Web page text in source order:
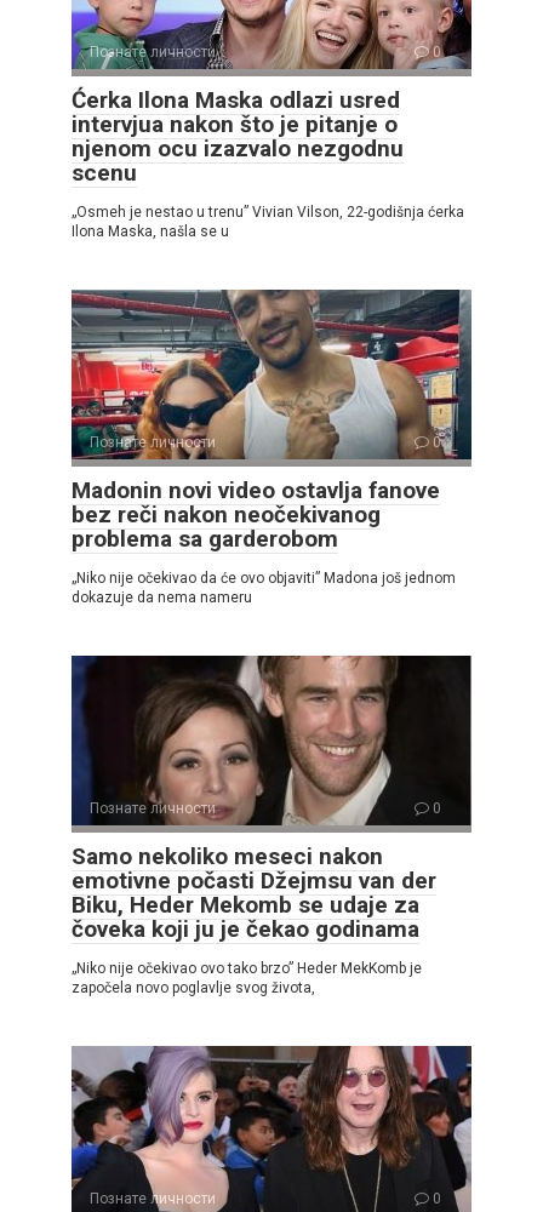
Познате личности 0
Ćerka Ilona Maska odlazi usred
intervjua nakon što je pitanje o
njenom ocu izazvalo nezgodnu
scenu
„Osmeh je nestao u trenu” Vivian Vilson, 22-godišnja ćerka
Ilona Maska, našla se u
Познате личности 0
Madonin novi video ostavlja fanove
bez reči nakon neočekivanog
problema sa garderobom
„Niko nije očekivao da će ovo objaviti” Madona još jednom
dokazuje da nema nameru
Познате личности 0
Samo nekoliko meseci nakon
emotivne počasti Džejmsu van der
Biku, Heder Mekomb se udaje za
čoveka koji ju je čekao godinama
„Niko nije očekivao ovo tako brzo” Heder MekKomb je
započela novo poglavlje svog života,
Познате личности 0